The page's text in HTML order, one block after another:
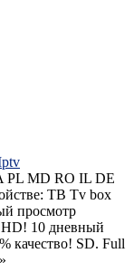
PL MD RO IL DE
ТВ Tv box
просмотр
HD! 10 дневный
качество! SD. Full